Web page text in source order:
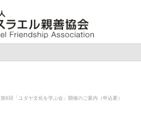
第6回「ユダヤ文化を学ぶ会」開催のご案内（申込要）